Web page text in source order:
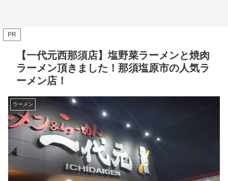
PR
【一代元西那須店】塩野菜ラーメンと焼肉
ラーメン頂きました！那須塩原市の人気ラ
ーメン店！
ラーメン